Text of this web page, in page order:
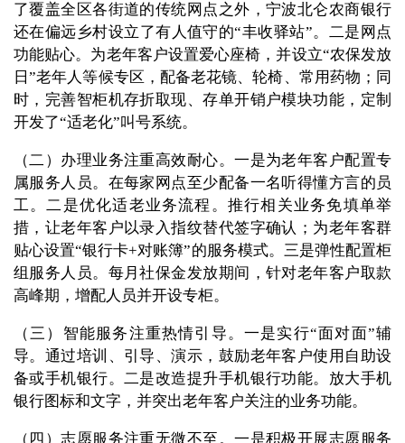
了覆盖全区各街道的传统网点之外，宁波北仑农商银行
还在偏远乡村设立了有人值守的“丰收驿站”。二是网点
功能贴心。为老年客户设置爱心座椅，并设立“农保发放
日”老年人等候专区，配备老花镜、轮椅、常用药物；同
时，完善智柜机存折取现、存单开销户模块功能，定制
开发了“适老化”叫号系统。
（二）办理业务注重高效耐心。一是为老年客户配置专
属服务人员。在每家网点至少配备一名听得懂方言的员
工。二是优化适老业务流程。推行相关业务免填单举
措，让老年客户以录入指纹替代签字确认；为老年客群
贴心设置“银行卡+对账簿”的服务模式。三是弹性配置柜
组服务人员。每月社保金发放期间，针对老年客户取款
高峰期，增配人员并开设专柜。
（三）智能服务注重热情引导。一是实行“面对面”辅
导。通过培训、引导、演示，鼓励老年客户使用自助设
备或手机银行。二是改造提升手机银行功能。放大手机
银行图标和文字，并突出老年客户关注的业务功能。
（四）志愿服务注重无微不至。一是积极开展志愿服务